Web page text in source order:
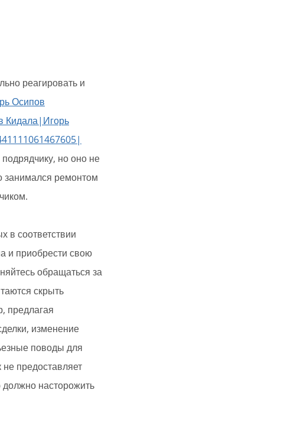
реагировать и
Осипов
Кидала|Игорь
но оно не
занимался ремонтом
в соответствии
и приобрести свою
обращаться за
скрыть
предлагая
изменение
поводы для
предоставляет
насторожить